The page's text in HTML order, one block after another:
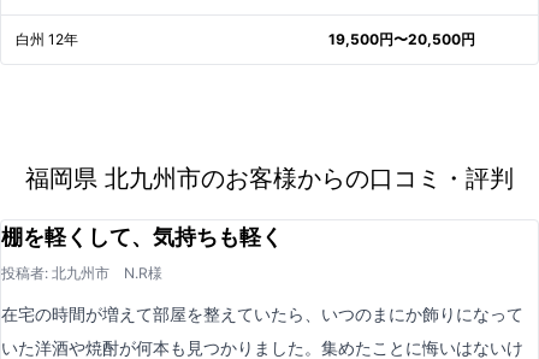
白州 12年 19,500円〜20,500円
福岡県 北九州市のお客様からの口コミ・評判
棚を軽くして、気持ちも軽く
投稿者: 北九州市 N.R様
在宅の時間が増えて部屋を整えていたら、いつのまにか飾りになって
いた洋酒や焼酎が何本も見つかりました。集めたことに悔いはないけ